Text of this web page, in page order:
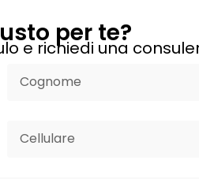
per te?
e richiedi una